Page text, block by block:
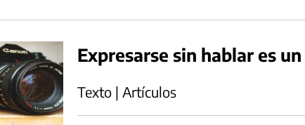
Expresarse sin hablar es
Texto | Artículos